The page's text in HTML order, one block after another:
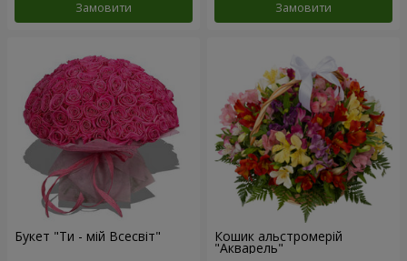
Замовити Замовити
Букет "Ти - мій Всесвіт" Кошик альстромерій
"Акварель"